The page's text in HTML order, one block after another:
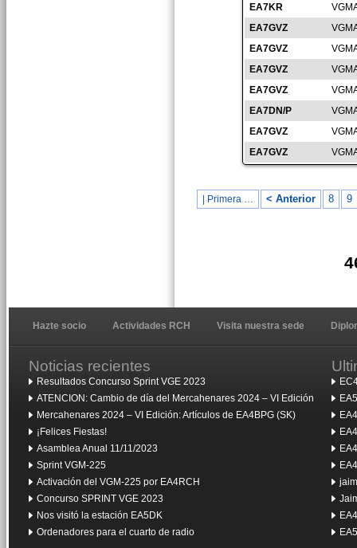
EA7KR
EA7GVZ
EA7GVZ
EA7GVZ
EA7GVZ
EA7DN/P
EA7GVZ
EA7GVZ
| Primera … < Anterior 8 9
Hazte socio Actividades RCH Visita nuestra sede
Noticias recientes
Resultados Concurso Sprint VGE 2023
ATENCION: Cambio de día del Mercahenares 2024 – VI Edición
Mercahenares 2024 – VI Edición: Artículos de EA4BPG (SK)
¡Felices Fiestas!
Asamblea Anual 11/11/2023
Sprint VGM-225
Activación del VGM-225 por EA4RCH
Concurso SPRINT VGE 2023
Nos visitó la estación EA5DK
Ordenadores para el cuarto de radio